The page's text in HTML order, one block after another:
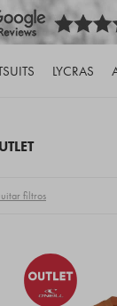
LYCRAS
filtros